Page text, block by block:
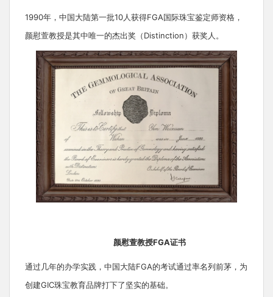
1990年，中国大陆第一批10人获得FGA国际珠宝鉴定师资格，
颜慰萱教授是其中唯一的杰出奖（Distinction）获奖人。
颜慰萱教授FGA证书
通过几年的办学实践，中国大陆FGA的考试通过率名列前茅，为
创建GIC珠宝教育品牌打下了坚实的基础。